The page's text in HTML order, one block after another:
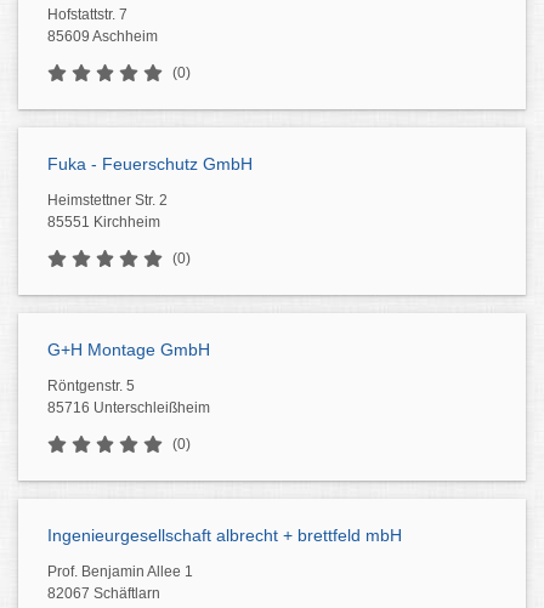
Hofstattstr. 7
85609 Aschheim
(0)
Fuka - Feuerschutz GmbH
Heimstettner Str. 2
85551 Kirchheim
(0)
G+H Montage GmbH
Röntgenstr. 5
85716 Unterschleißheim
(0)
Ingenieurgesellschaft albrecht + brettfeld mbH
Prof. Benjamin Allee 1
82067 Schäftlarn